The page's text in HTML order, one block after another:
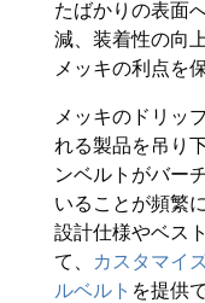
たばかりの表面
減、装着性の向
メッキの利点を
メッキのドリッ
れる製品を吊り
ンベルトがバー
いることが頻繁
設計仕様やベス
て、
カスタマイ
ルベルト を提供